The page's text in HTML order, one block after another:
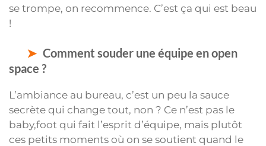
se trompe, on recommence. C’est ça qui est beau
!
Comment souder une équipe en open
space ?
L’ambiance au bureau, c’est un peu la sauce
secrète qui change tout, non ? Ce n’est pas le
baby,foot qui fait l’esprit d’équipe, mais plutôt
ces petits moments où on se soutient quand le